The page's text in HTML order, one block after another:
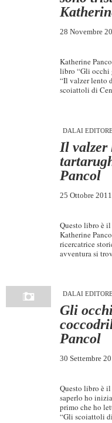
28 Novembre
Katherine
libro “Gli occhi
“Il valzer lento
scoiattoli di
DALAI
Il valzer
Pancol
25 Ottobre 2011
Questo libro è
Katherine
ricercatrice
avventura si
DALAI
Gli
Pancol
30 Settembre
Questo libro è
saperlo ho
primo che ho
“Gli scoiattoli